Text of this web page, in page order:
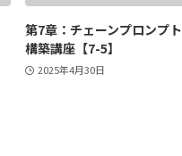
第7章：チェーンプロンプト
構築講座【7-5】
2025年4月30日